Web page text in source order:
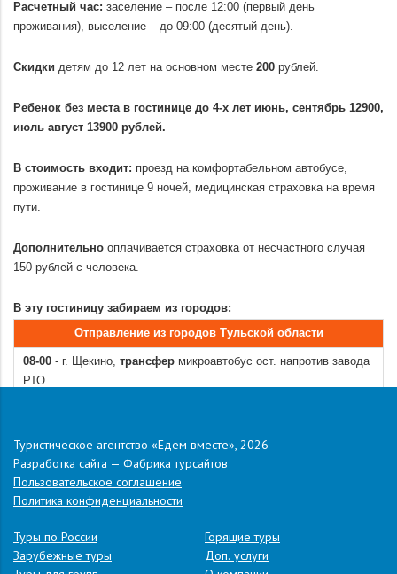
Расчетный час: заселение – после 12:00 (первый день
проживания), выселение – до 09:00 (десятый день).
Скидки детям до 12 лет на основном месте 200 рублей.
Ребенок без места в гостинице до 4-х лет июнь, сентябрь 12900,
июль август 13900 рублей.
В стоимость входит: проезд на комфортабельном автобусе,
проживание в гостинице 9 ночей, медицинская страховка на время
пути.
Дополнительно оплачивается страховка от несчастного случая
150 рублей с человека.
В эту гостиницу забираем из городов:
Отправление из городов Тульской области
08-00 - г. Щекино, трансфер микроавтобус ост. напротив завода
РТО
10-10- г. Новомосковск, гостиница Россия
10-30- г. Узловая, пожарная часть
12-00 – 12.30- г. Ефремов, Красная площадь.
.
Туристическое агентство «Едем вместе», 2026
Разработка сайта — Фабрика турсайтов
Пользовательское соглашение
Политика конфиденциальности
Туры по России
Зарубежные туры
Горящие туры
Доп. услуги